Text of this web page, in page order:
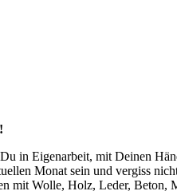
in Eigenarbeit, mit Deinen
Monat sein und vergiss
mit Wolle, Holz, Leder,